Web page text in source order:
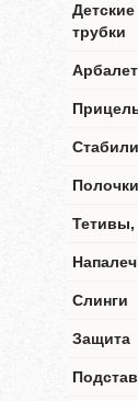
трубки
Тетивы,
Слинги
Защита